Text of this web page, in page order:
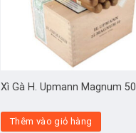
Xì Gà H. Upmann Magnum 50
Thêm vào giỏ hàng